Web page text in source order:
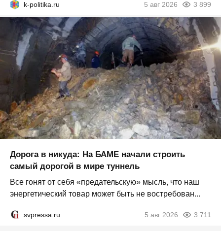
k-politika.ru 5 авг 2026 3 899
Дорога в никуда: На БАМЕ начали строить
самый дорогой в мире туннель
Все гонят от себя «предательскую» мысль, что наш
энергетический товар может быть не востребован...
svpressa.ru 5 авг 2026 3 711